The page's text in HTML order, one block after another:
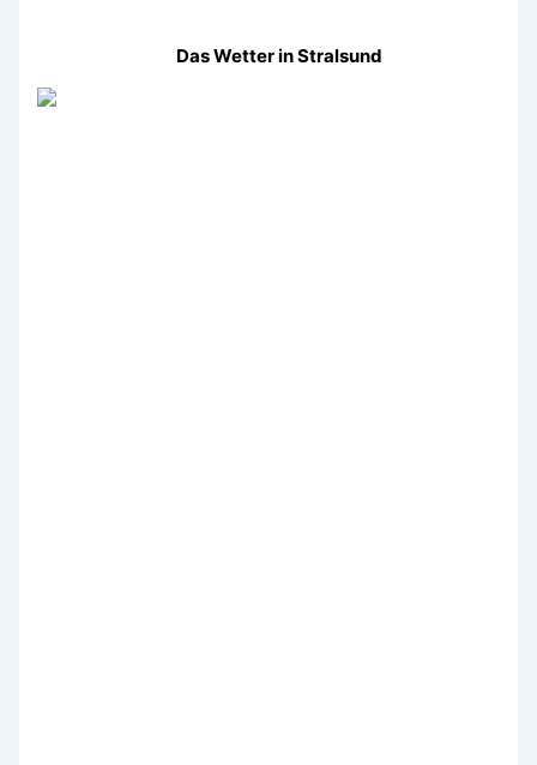
Das Wetter in Stralsund